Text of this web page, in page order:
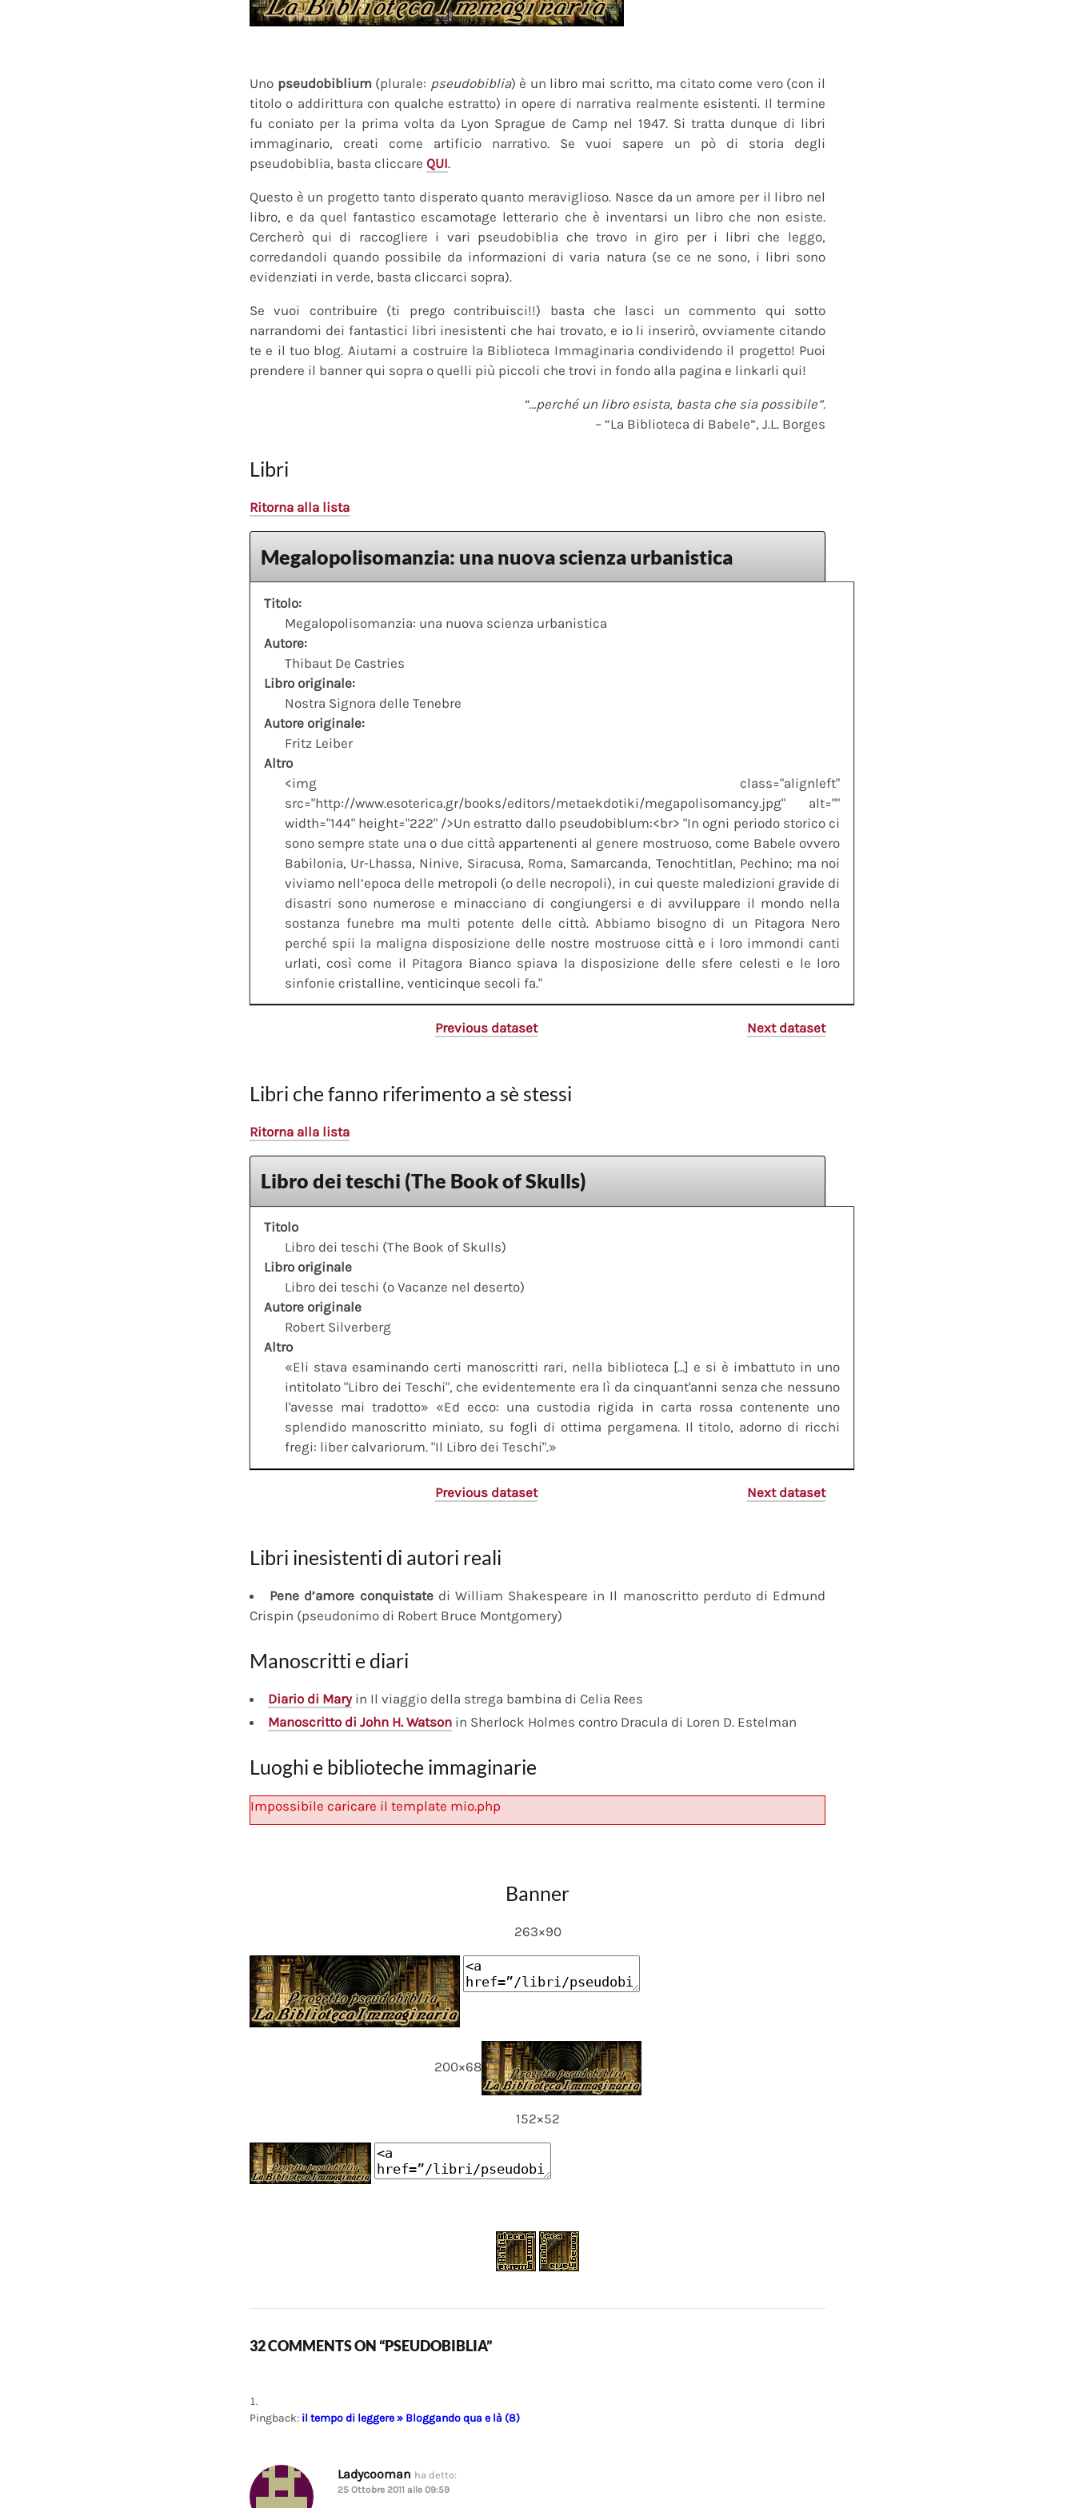
Uno pseudobiblium(plurale: pseudobiblia) è un libro mai scritto, ma citato come vero (con il
titolo o addirittura con qualche estratto) in opere di narrativa realmente esistenti. Il termine
fu coniato per la prima volta da Lyon Sprague de Camp nel 1947. Si tratta dunque di libri
immaginario, creati come artificio narrativo. Se vuoi sapere un pò di storia degli
pseudobiblia, basta cliccare QUI.
Questo è un progetto tanto disperato quanto meraviglioso. Nasce da un amore per il libro nel
libro, e da quel fantastico escamotage letterario che è inventarsi un libro che non esiste.
Cercherò qui di raccogliere i vari pseudobiblia che trovo in giro per i libri che leggo,
corredandoli quando possibile da informazioni di varia natura (se ce ne sono, i libri sono
evidenziati in verde, basta cliccarci sopra).
Se vuoi contribuire (ti prego contribuisci!!) basta che lasci un commento qui sotto
narrandomi dei fantastici libri inesistenti che hai trovato, e io li inserirò, ovviamente citando
te e il tuo blog. Aiutami a costruire la Biblioteca Immaginaria condividendo il progetto! Puoi
prendere il banner qui sopra o quelli più piccoli che trovi in fondo alla pagina e linkarli qui!
“…perché un libro esista, basta che sia possibile”.
– “La Biblioteca di Babele”, J.L. Borges
Libri
Ritorna alla lista
Megalopolisomanzia: una nuova scienza urbanistica
Titolo:
Megalopolisomanzia: una nuova scienza urbanistica
Autore:
Thibaut De Castries
Libro originale:
Nostra Signora delle Tenebre
Autore originale:
Fritz Leiber
Altro
<img class="alignleft"
src="http://www.esoterica.gr/books/editors/metaekdotiki/megapolisomancy.jpg" alt=""
width="144" height="222" />Un estratto dallo pseudobiblum:<br> "In ogni periodo storico ci
sono sempre state una o due città appartenenti al genere mostruoso, come Babele ovvero
Babilonia, Ur-Lhassa, Ninive, Siracusa, Roma, Samarcanda, Tenochtitlan, Pechino; ma noi
viviamo nell’epoca delle metropoli (o delle necropoli), in cui queste maledizioni gravide di
disastri sono numerose e minacciano di congiungersi e di avviluppare il mondo nella
sostanza funebre ma multi potente delle città. Abbiamo bisogno di un Pitagora Nero
perché spii la maligna disposizione delle nostre mostruose città e i loro immondi canti
urlati, così come il Pitagora Bianco spiava la disposizione delle sfere celesti e le loro
sinfonie cristalline, venticinque secoli fa."
Previous dataset Next dataset
Libri che fanno riferimento a sè stessi
Ritorna alla lista
Libro dei teschi (The Book of Skulls)
Titolo
Libro dei teschi (The Book of Skulls)
Libro originale
Libro dei teschi (o Vacanze nel deserto)
Autore originale
Robert Silverberg
Altro
«Eli stava esaminando certi manoscritti rari, nella biblioteca [...] e si è imbattuto in uno
intitolato "Libro dei Teschi", che evidentemente era lì da cinquant'anni senza che nessuno
l'avesse mai tradotto» «Ed ecco: una custodia rigida in carta rossa contenente uno
splendido manoscritto miniato, su fogli di ottima pergamena. Il titolo, adorno di ricchi
fregi: liber calvariorum. "Il Libro dei Teschi".»
Previous dataset Next dataset
Libri inesistenti di autori reali
Pene d’amore conquistatedi William Shakespeare in Il manoscritto perduto di Edmund
Crispin (pseudonimo di Robert Bruce Montgomery)
Manoscritti e diari
Diario di Maryin Il viaggio della strega bambina di Celia Rees
Manoscritto di John H. Watson in Sherlock Holmes contro Dracula di Loren D. Estelman
Luoghi e biblioteche immaginarie
Impossibile caricare il template mio.php
Banner
263×90
200×68
152×52
32 COMMENTS ON “PSEUDOBIBLIA”
Pingback: il tempo di leggere » Bloggando qua e là (8)
Ladycooman ha detto:
25 Ottobre 2011 alle 09:59